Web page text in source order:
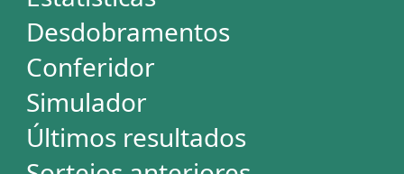
Mega-Sena
Lotofácil
Quina
+Milionária
Dia de Sorte